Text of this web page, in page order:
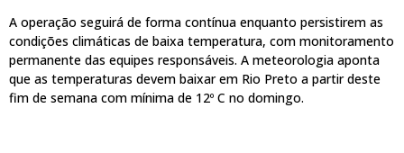
A operação seguirá de forma contínua enquanto persistirem as
condições climáticas de baixa temperatura, com monitoramento
permanente das equipes responsáveis. A meteorologia aponta
que as temperaturas devem baixar em Rio Preto a partir deste
fim de semana com mínima de 12º C no domingo.